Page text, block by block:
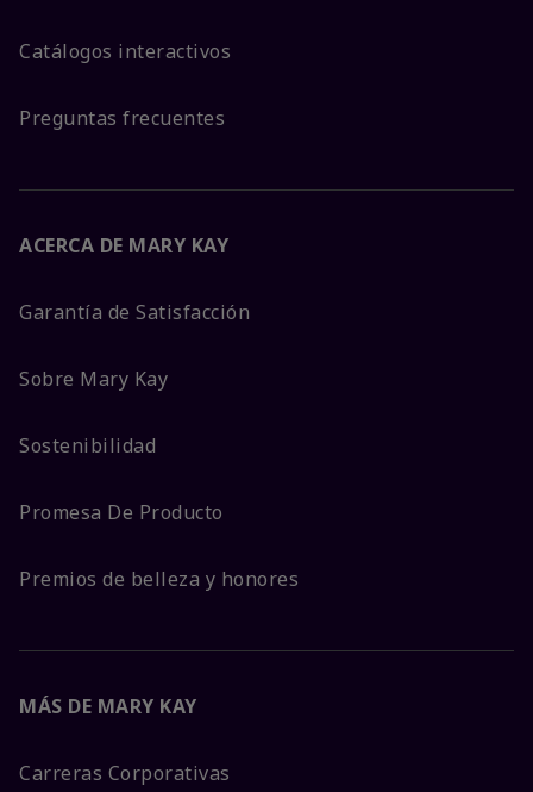
Catálogos interactivos
Preguntas frecuentes
ACERCA DE MARY KAY
Garantía de Satisfacción
Sobre Mary Kay
Sostenibilidad
Promesa De Producto
Premios de belleza y honores
MÁS DE MARY KAY
Carreras Corporativas